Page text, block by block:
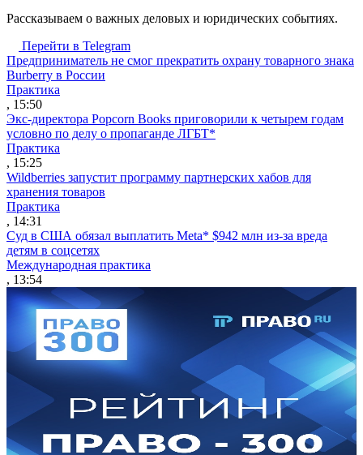
Рассказываем о важных деловых и юридических событиях.
Перейти в Telegram
Предприниматель не смог прекратить охрану товарного знака
Burberry в России
Практика
, 15:50
Экс-директора Popcorn Books приговорили к четырем годам
условно по делу о пропаганде ЛГБТ*
Практика
, 15:25
Wildberries запустит программу партнерских хабов для
хранения товаров
Практика
, 14:31
Суд в США обязал выплатить Meta* $942 млн из-за вреда
детям в соцсетях
Международная практика
, 13:54